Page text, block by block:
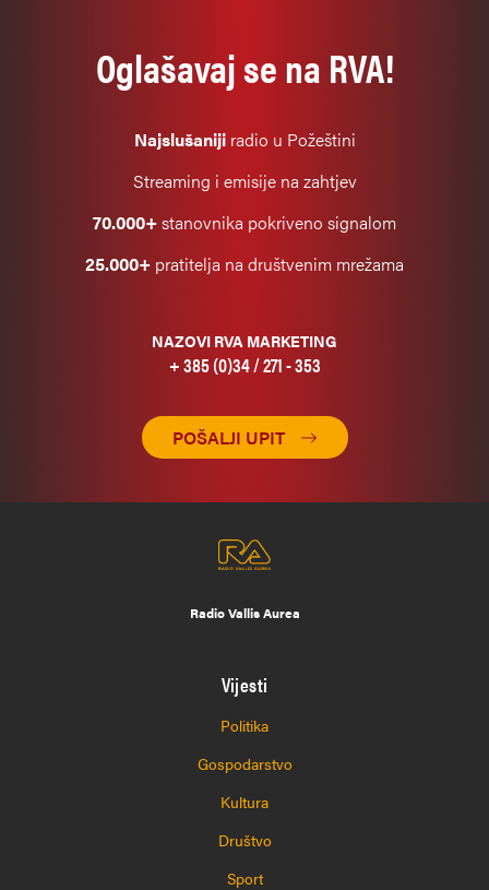
Oglašavaj se na RVA!
Najslušanijiradio u Požeštini
Streaming i emisije na zahtjev
70.000+stanovnika pokriveno signalom
25.000+ pratitelja na društvenim mrežama
NAZOVI RVA MARKETING
+ 385 (0)34 / 271 - 353
POŠALJI UPIT
Radio Vallis Aurea
Vijesti
Politika
Gospodarstvo
Kultura
Društvo
Sport